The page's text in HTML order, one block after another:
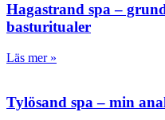
Hagastrand spa –
basturitualer
Läs mer »
Tylösand spa – min